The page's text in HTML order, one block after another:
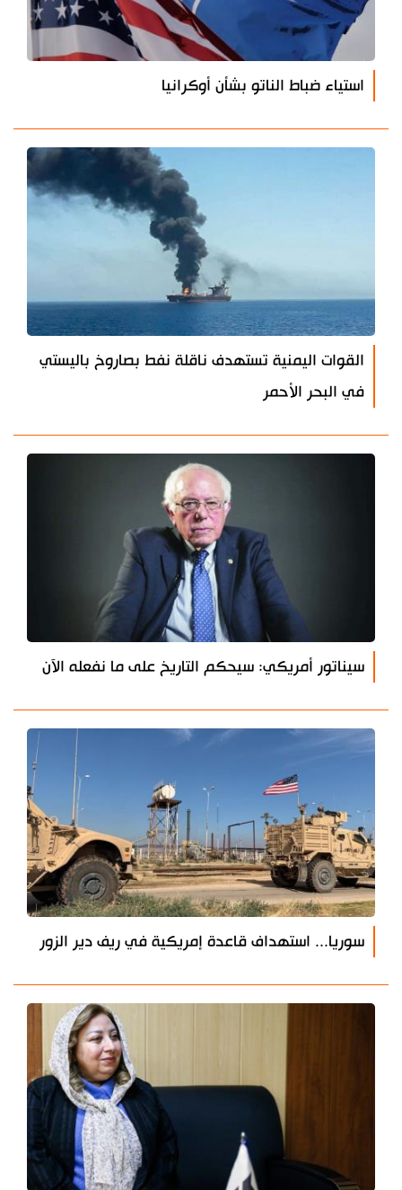
استياء ضباط الناتو بشأن أوكرانيا
القوات اليمنية تستهدف ناقلة نفط بصاروخ باليستي
في البحر الأحمر
سيناتور أمريكي: سيحكم التاريخ على ما نفعله الآن
سوريا... استهداف قاعدة إمريكية في ريف دير الزور